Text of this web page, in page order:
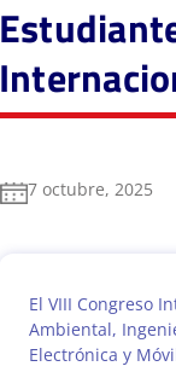
7 octubre, 2025
El VIII Congreso
Ambiental,
Electrónica y